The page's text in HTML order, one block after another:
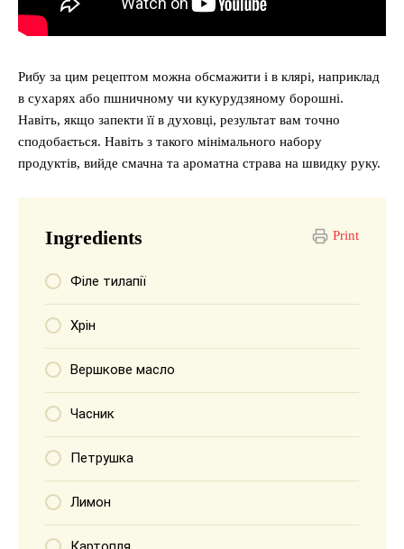
Рибу за цим рецептом можна обсмажити і в клярі, наприклад
в сухарях або пшничному чи кукурудзяному борошні.
Навіть, якщо запекти її в духовці, результат вам точно
сподобається. Навіть з такого мінімального набору
продуктів, вийде смачна та ароматна страва на швидку руку.
Print
Ingredients
Філе тилапії
Хрін
Вершкове масло
Часник
Петрушка
Лимон